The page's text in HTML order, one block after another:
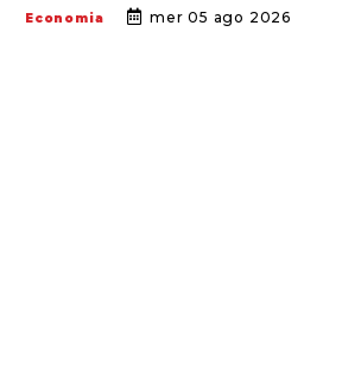
Economia mer 05 ago 2026